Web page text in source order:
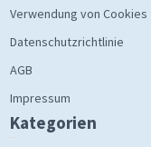
Verwendung von Cookies
Datenschutzrichtlinie
AGB
Impressum
Kategorien